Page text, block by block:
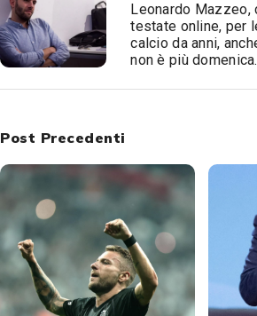
Leonardo Mazzeo,
testate online, per
calcio da anni,
non è più
Post Precedenti